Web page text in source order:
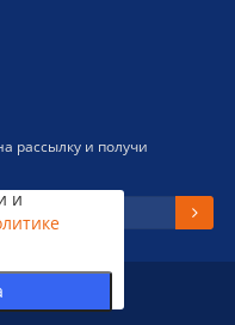
и
рассылку и получи